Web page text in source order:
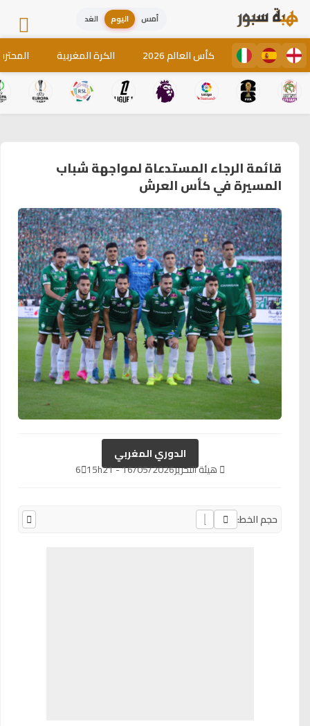
أمس اليوم الغد
كأس العالم 2026 الكرة المغربية
قائمة الرجاء المستدعاة لمواجهة شباب
المسيرة في كأس العرش
الدوري المغربي
هيئة التحرير16/05/2026 - 15h21
6
حجم الخط: